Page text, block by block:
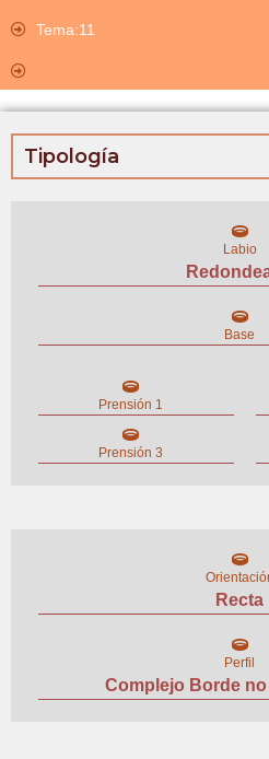
Tema:11
Tipología
Labio
Base
Prensión 1
Prensión 3
Recta
Perfil
Complejo Borde